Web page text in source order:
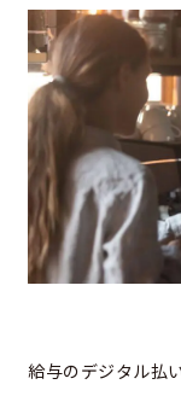
給与のデジタル払